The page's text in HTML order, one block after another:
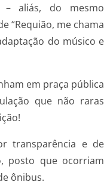
aliás, do mesmo
“Requião, me chama
do músico e
em praça pública
que não raras
transparência e de
posto que ocorriam
ônibus.